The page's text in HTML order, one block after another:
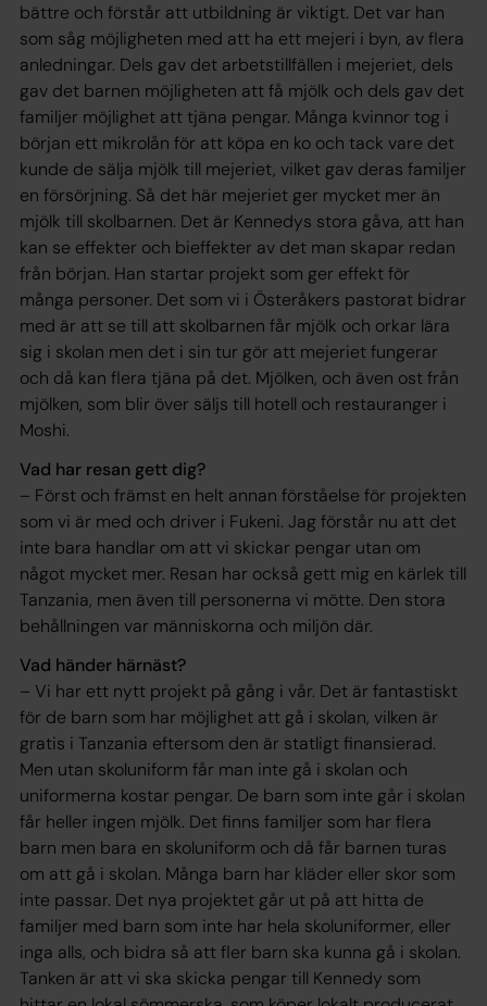
bättre och förstår att utbildning är viktigt. Det var han
som såg möjligheten med att ha ett mejeri i byn, av flera
anledningar. Dels gav det arbetstillfällen i mejeriet, dels
gav det barnen möjligheten att få mjölk och dels gav det
familjer möjlighet att tjäna pengar. Många kvinnor tog i
början ett mikrolån för att köpa en ko och tack vare det
kunde de sälja mjölk till mejeriet, vilket gav deras familjer
en försörjning. Så det här mejeriet ger mycket mer än
mjölk till skolbarnen. Det är Kennedys stora gåva, att han
kan se effekter och bieffekter av det man skapar redan
från början. Han startar projekt som ger effekt för
många personer. Det som vi i Österåkers pastorat bidrar
med är att se till att skolbarnen får mjölk och orkar lära
sig i skolan men det i sin tur gör att mejeriet fungerar
och då kan flera tjäna på det. Mjölken, och även ost från
mjölken, som blir över säljs till hotell och restauranger i
Moshi.
Vad har resan gett dig?
– Först och främst en helt annan förståelse för projekten
som vi är med och driver i Fukeni. Jag förstår nu att det
inte bara handlar om att vi skickar pengar utan om
något mycket mer. Resan har också gett mig en kärlek till
Tanzania, men även till personerna vi mötte. Den stora
behållningen var människorna och miljön där.
Vad händer härnäst?
– Vi har ett nytt projekt på gång i vår. Det är fantastiskt
för de barn som har möjlighet att gå i skolan, vilken är
gratis i Tanzania eftersom den är statligt finansierad.
Men utan skoluniform får man inte gå i skolan och
uniformerna kostar pengar. De barn som inte går i skolan
får heller ingen mjölk. Det finns familjer som har flera
barn men bara en skoluniform och då får barnen turas
om att gå i skolan. Många barn har kläder eller skor som
inte passar. Det nya projektet går ut på att hitta de
familjer med barn som inte har hela skoluniformer, eller
inga alls, och bidra så att fler barn ska kunna gå i skolan.
Tanken är att vi ska skicka pengar till Kennedy som